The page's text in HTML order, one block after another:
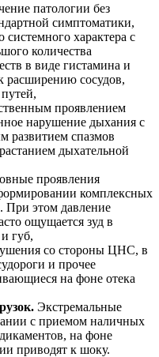
патологии без
симптоматики,
характера с
количества
в виде гистамина и
расширению сосудов,
проявлением
нарушение дыхания с
развитием спазмов
дыхательной
проявления
комплексных
При этом давление
ощущается зуд в
губ,
со стороны ЦНС, в
и прочее
на фоне отека
Экстремальные
с приемом наличных
на фоне
приводят к шоку.